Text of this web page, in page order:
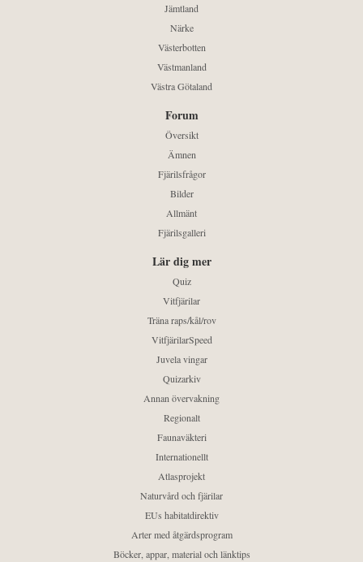
Jämtland
Närke
Västerbotten
Västmanland
Västra Götaland
Forum
Översikt
Ämnen
Fjärilsfrågor
Bilder
Allmänt
Fjärilsgalleri
Lär dig mer
Quiz
Vitfjärilar
Träna raps/kål/rov
VitfjärilarSpeed
Juvela vingar
Quizarkiv
Annan övervakning
Regionalt
Faunaväkteri
Internationellt
Atlasprojekt
Naturvård och fjärilar
EUs habitatdirektiv
Arter med åtgärdsprogram
Böcker, appar, material och länktips